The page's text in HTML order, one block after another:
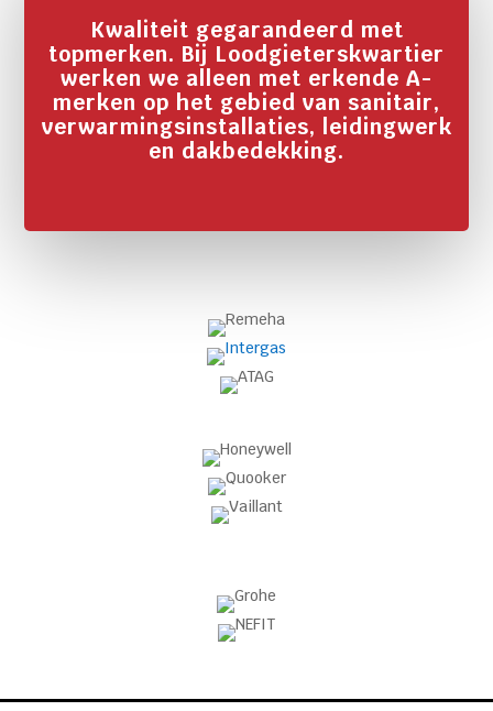
Kwaliteit gegarandeerd met
topmerken. Bij Loodgieterskwartier
werken we alleen met erkende A-
merken op het gebied van sanitair,
verwarmingsinstallaties, leidingwerk
en dakbedekking.